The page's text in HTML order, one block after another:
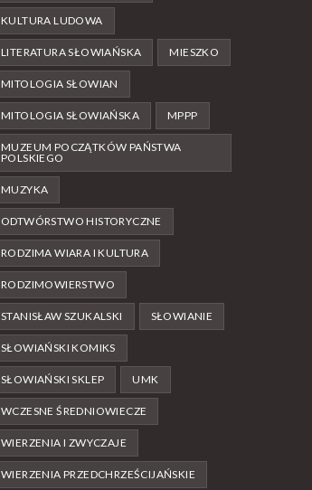
KULTURA LUDOWA
LITERATURA SŁOWIAŃSKA MIESZKO
MITOLOGIA SŁOWIAN
MITOLOGIA SŁOWIAŃSKA MPPP
MUZEUM POCZĄTKÓW PAŃSTWA
POLSKIEGO
MUZYKA
ODTWÓRSTWO HISTORYCZNE
RODZIMA WIARA I KULTURA
RODZIMOWIERSTWO
STANISŁAW SZUKALSKI SŁOWIANIE
SŁOWIAŃSKI KOMIKS
SŁOWIAŃSKI SKLEP UMK
WCZESNE ŚREDNIOWIECZE
WIERZENIA I ZWYCZAJE
WIERZENIA PRZEDCHRZEŚCIJAŃSKIE